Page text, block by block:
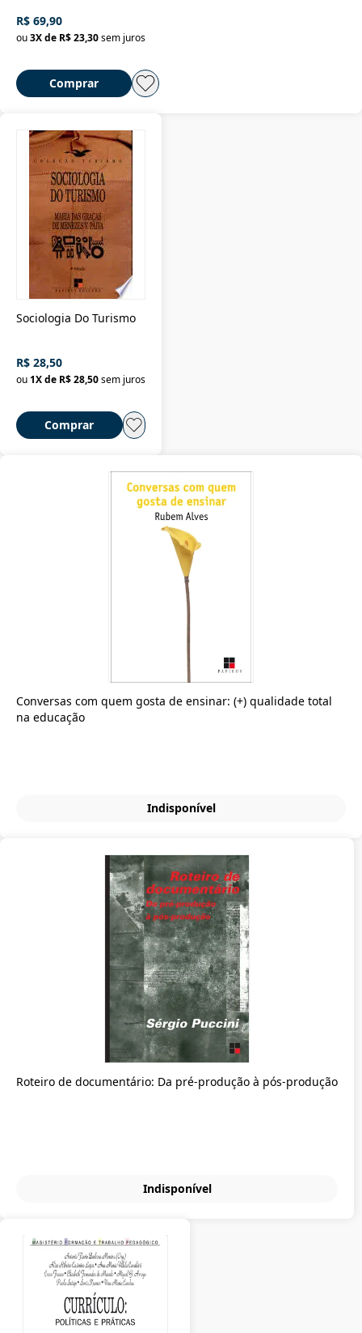
R$ 69,90
ou3X de R$ 23,30sem juros
Comprar
Sociologia Do Turismo
R$ 28,50
ou1X de R$ 28,50sem juros
Comprar
Conversas com quem gosta de ensinar: (+) qualidade total
na educação
Indisponível
Roteiro de documentário: Da pré-produção à pós-produção
Indisponível